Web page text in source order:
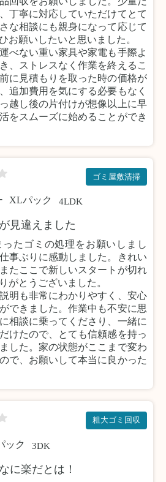
丁寧に対応していただけてとて
な相談にも親身になって応じて
お願いしたいと思いました。
べない重い家具や家電も手際よ
、ストレスなく作業を終えるこ
に見積もりを取った時の価格が
追加費用を気にする必要もなく
越し後の片付けが想像以上に早
をスムーズに始めることができ
XLパック 4LDK
ゴミ屋敷清掃
見違えました
たゴミの処理をお願いしまし
事ぶりに感動しました。きれい
たここで新しいスタートが切れ
がとうございました。
明も非常にわかりやすく、安心
できました。作業中も不安に思
相談に乗ってくださり、一緒に
けたので、とても信頼感を持っ
した。家の状態がここまで変わ
で、お願いして本当に良かった
ック 3DK
粗大ゴミ回収
に楽だとは！